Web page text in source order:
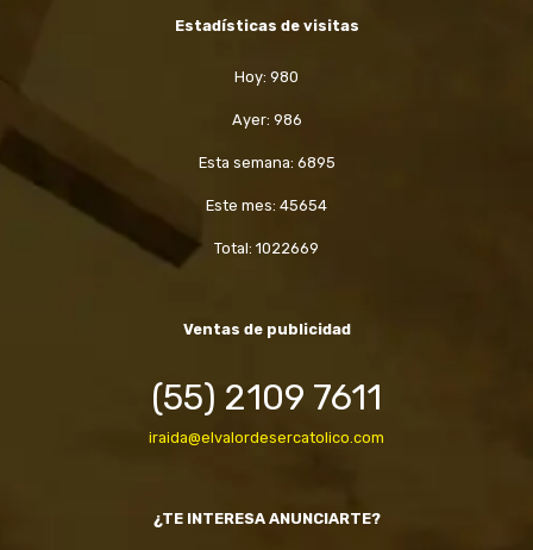
Estadísticas de visitas
Hoy: 980
Ayer: 986
Esta semana: 6895
Este mes: 45654
Total: 1022669
Ventas de publicidad
(55) 2109 7611
iraida@elvalordesercatolico.com
¿TE INTERESA ANUNCIARTE?